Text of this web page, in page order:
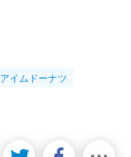
アイムドーナツ